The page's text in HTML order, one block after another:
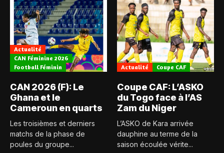
Actualité
CAN Féminine 2026
Football Féminin
CAN 2026 (F): Le
Ghana et le
Cameroun en quarts
Les troisièmes et derniers
matchs de la phase de
poules du groupe...
Actualité Coupe CAF
Coupe CAF: L’ASKO
du Togo face à l’AS
Zam du Niger
L’ASKO de Kara arrivée
dauphine au terme de la
saison écoulée vérite...